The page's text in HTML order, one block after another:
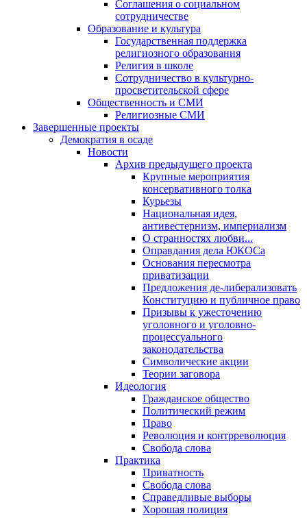
Соглашения о социальном
сотрудничестве
Образование и культура
Государственная поддержка
религиозного образования
Религия в школе
Сотрудничество в культурно-
просветительской сфере
Общественность и СМИ
Религиозные СМИ
Завершенные проекты
Демократия в осаде
Новости
Архив предыдущего проекта
Крупные мероприятия
консервативного толка
Курьезы
Национальная идея,
антивестернизм, империализм
О странностях любви...
Оправдания дела ЮКОСа
Основания пересмотра
приватизации
Предложения де-либерализовать
Конституцию и публичное право
Призывы к ужесточению
уголовного и уголовно-
процессуального
законодательства
Символические акции
Теории заговора
Идеология
Гражданское общество
Политический режим
Право
Революция и контрреволюция
Свобода слова
Практика
Приватность
Свобода слова
Справедливые выборы
Хорошая полиция